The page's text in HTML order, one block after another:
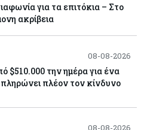
για τα επιτόκια – Στο
ακρίβεια
08-08-2026
$510.000 την ημέρα για ένα
πλέον τον κίνδυνο
08-08-2026